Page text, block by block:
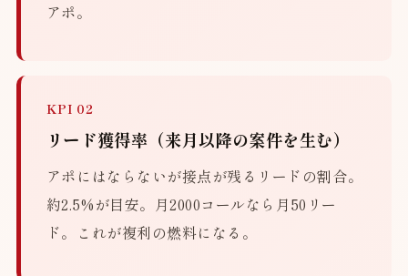
アポ。
KPI 02
リード獲得率（来月以降の案件を生む）
アポにはならないが接点が残るリードの割合。
約2.5%が目安。月2000コールなら月50リー
ド。これが複利の燃料になる。